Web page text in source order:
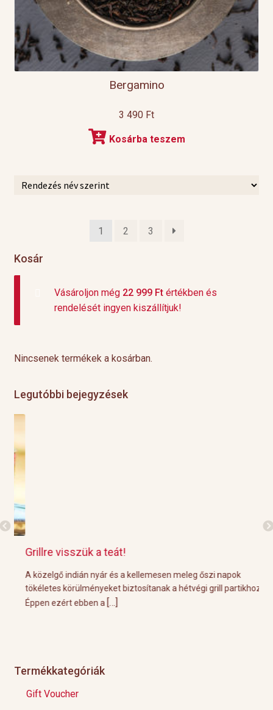
Bergamino
3 490 Ft
Kosárba teszem
1 2 3
Kosár
Vásároljon még 22 999 Ftértékben és
rendelését ingyen kiszállítjuk!
Nincsenek termékek a kosárban.
Legutóbbi bejegyzések
Grillre visszük a teát!
A közelgő indián nyár és a kellemesen meleg őszi napok
tökéletes körülményeket biztosítanak a hétvégi grill partikhoz.
Éppen ezért ebben a[…]
Termékkategóriák
Gift Voucher